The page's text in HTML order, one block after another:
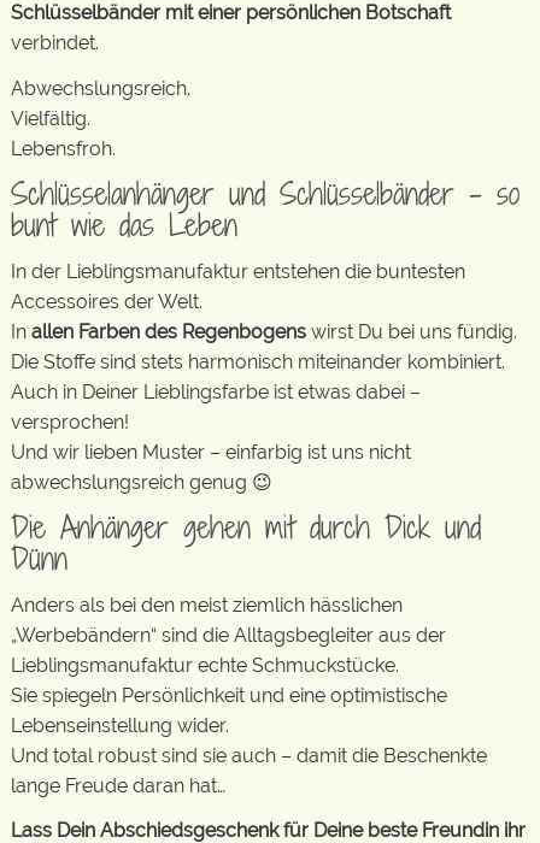
Schlüsselbänder mit einer persönlichen Botschaft
verbindet.
Abwechslungsreich.
Vielfältig.
Lebensfroh.
Schlüsselanhänger und Schlüsselbänder – so
bunt wie das Leben
In der Lieblingsmanufaktur entstehen die buntesten
Accessoires der Welt.
In allen Farben des Regenbogens wirst Du bei uns fündig.
Die Stoffe sind stets harmonisch miteinander kombiniert.
Auch in Deiner Lieblingsfarbe ist etwas dabei –
versprochen!
Und wir lieben Muster – einfarbig ist uns nicht
abwechslungsreich genug 😉
Die Anhänger gehen mit durch Dick und
Dünn
Anders als bei den meist ziemlich hässlichen
„Werbebändern“ sind die Alltagsbegleiter aus der
Lieblingsmanufaktur echte Schmuckstücke.
Sie spiegeln Persönlichkeit und eine optimistische
Lebenseinstellung wider.
Und total robust sind sie auch – damit die Beschenkte
lange Freude daran hat…
Lass Dein Abschiedsgeschenk für Deine beste Freundin ihr